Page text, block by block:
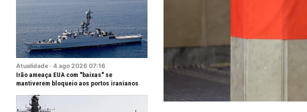
Atualidade · 4 ago 2026 07:16
Irão ameaça EUA com "baixas" se
mantiverem bloqueio aos portos iranianos